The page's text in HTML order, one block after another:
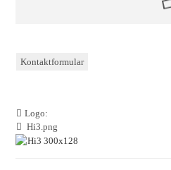
Kontaktformular
Logo:
Hi3.png